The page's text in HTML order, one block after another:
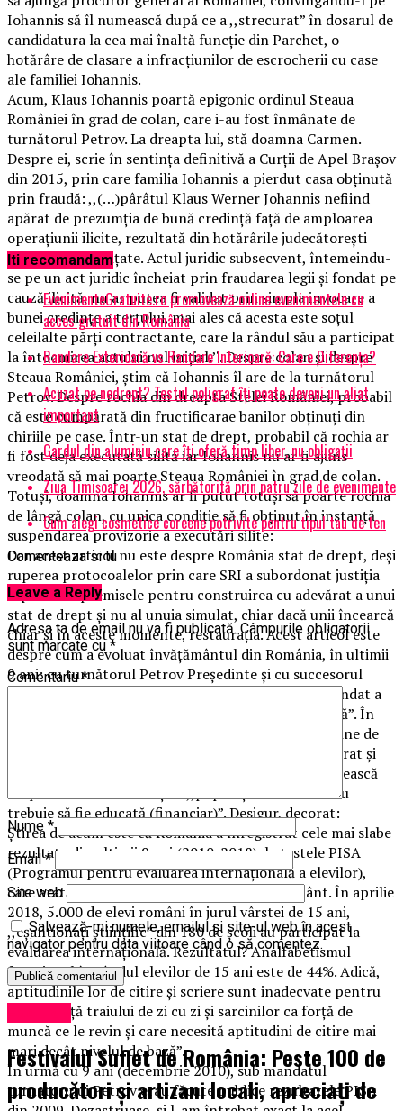
Iohannis să îl numească după ce a ,,strecurat” în dosarul de
candidatura la cea mai înaltă funcție din Parchet, o
hotărâre de clasare a infracțiunilor de escrocherii cu case
ale familiei Iohannis.
Acum, Klaus Iohannis poartă epigonic ordinul Steaua
României în grad de colan, care i-au fost înmânate de
turnătorul Petrov. La dreapta lui, stă doamna Carmen.
Despre ei, scrie în sentința definitivă a Curții de Apel Brașov
din 2015, prin care familia Iohannis a pierdut casa obținută
prin fraudă: ,,(…)pârâtul Klaus Werner Johannis nefiind
apărat de prezumția de bună credință față de amploarea
operațiunii ilicite, rezultată din hotărârile judecătorești
definitiv pronunțate. Actul juridic subsecvent, întemeindu-
se pe un act juridic încheiat prin fraudarea legii și fondat pe
cauză ilicită, nu ar putea fi validat prin simpla invocare a
bunei credințe a terțului, mai ales că acesta este soțul
celeilalte părți contractante, care la rândul său a participat
la întocmirea actului nul inițial.’‘. Despre colan și despre
Steaua României, știm că Iohannis îl are de la turnătorul
Petrov. Despre rochia din dreapta Stelei României, probabil
că este cumpărată din fructificarae banilor obținuți din
chiriile pe case. Într-un stat de drept, probabil că rochia ar
fi fost deja executată silită iar Iohannis nu ar fi ajuns
vreodată să mai poarte Steaua României în grad de colan.
Totuși, doamna Iohannis ar fi putut totuși să poarte rochia
de lângă colan, cu unica condiție să fi obținut în instanță
suspendarea provizorie a executări silite:
Dar acest articol nu este despre România stat de drept, deși
ruperea protocoalelor prin care SRI a subordonat justiția
reprezintă premisele pentru construirea cu adevărat a unui
stat de drept și nu al unuia simulat, chiar dacă unii încearcă
chiar și în aceste momente, restaurația. Acest articol este
despre cum a evoluat învățământul din România, în ultimii
9 ani: cu turnătorul Petrov Președinte și cu succesorul
Iohannis, a cărui singură maculatură din primul mandat a
fost un proiect epigonic, simulat: ,,România educată”. În
fapt, simularea României educate. În urmă cu mai bine de
doi ani, un alt turnător, la 7 ani după ce fusese decorat și
care se află și acum în funcție, nici nu se sfia să vorbească
despre simularea educației: ,,populația nici măcar nu
trebuie să fie educată (financiar)”. Desigur, decorat:
Știrea de acum este că România a înregistrat cele mai slabe
rezultate din ultimii 9 ani (2010-2018), la testele PISA
(Programul pentru evaluarea internațională a elevilor),
care arată performanța sistemului de învățământ. În aprilie
2018, 5.000 de elevi români în jurul vârstei de 15 ani,
,,eșantionați științific” din 180 de școli au participat la
evaluarea internațională. Rezultatul? Analfabetismul
funcțional în rândul elevilor de 15 ani este de 44%. Adică,
aptitudinile lor de citire și scriere sunt inadecvate pentru
,,a face față traiului de zi cu zi și sarcinilor ca forță de
muncă ce le revin și care necesită aptitudini de citire mai
mari decât nivelul de bază”.
În urmă cu 9 ani (decembrie 2010), sub mandatul
turnatorului Petrov erau făcute publice rezultatele PISA
Iti recomandam
EvenimenteGratuite.ro promovează online evenimentele cu
acces gratuit din România
Randare Exterioară vs Randare Interioară: Care e Diferența?
Acuzat pe nedrept? Testul poligraf îţi poate deveni un aliat
important
Gardul din aluminiu care îți oferă timp liber, nu obligații
Ziua Timișoarei 2026, sărbătorită prin patru zile de evenimente
Cum alegi cosmetice coreene potrivite pentru tipul tau de ten
Comenteaza si tu
Leave a Reply
Adresa ta de email nu va fi publicată. Câmpurile obligatorii
sunt marcate cu*
Comentariu*
Nume *
Email*
Site web
Salvează-mi numele, emailul și site-ul web în acest
navigator pentru data viitoare când o să comentez.
Festivalul Suflet de România: Peste 100 de
producători și artizani locali, apreciați de